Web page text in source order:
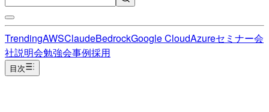
TrendingAWSClaudeBedrockGoogle CloudAzureセミナー会
社説明会勉強会事例採用
目次